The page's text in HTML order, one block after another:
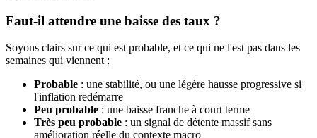
Faut-il attendre une baisse des taux ?
Soyons clairs sur ce qui est probable, et ce qui ne l'est pas dans les
semaines qui viennent :
Probable : une stabilité, ou une légère hausse progressive si
l'inflation redémarre
Peu probable : une baisse franche à court terme
Très peu probable : un signal de détente massif sans
amélioration réelle du contexte macro